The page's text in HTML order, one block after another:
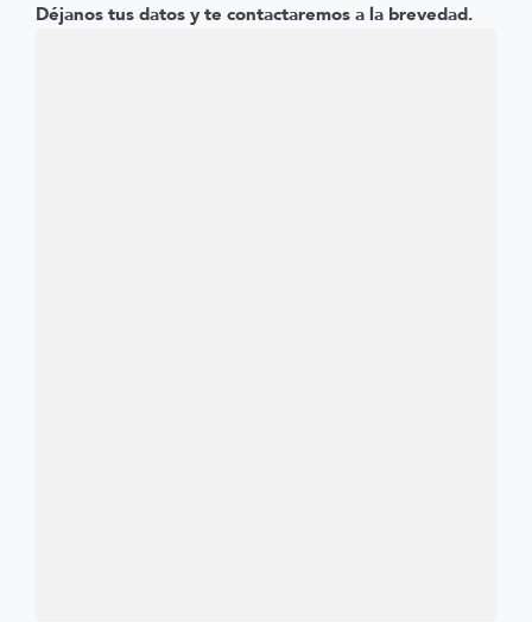
Déjanos tus datos y te contactaremos a la brevedad.